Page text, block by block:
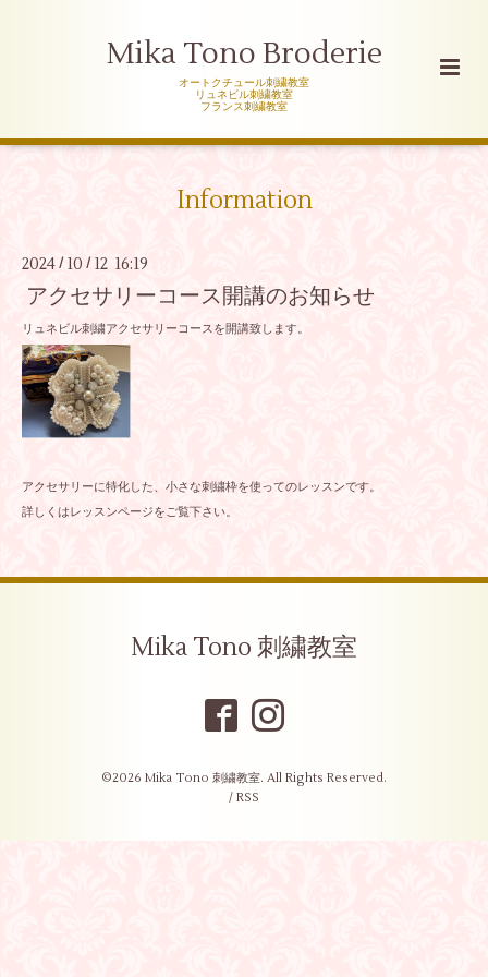
Mika Tono Broderie
オートクチュール刺繍教室
リュネビル刺繍教室
フランス刺繍教室
Information
2024 / 10 / 12 16:19
アクセサリーコース開講のお知らせ
リュネビル刺繍アクセサリーコースを開講致します。
アクセサリーに特化した、小さな刺繍枠を使ってのレッスンです。
詳しくはレッスンページをご覧下さい。
Mika Tono 刺繍教室
©2026 Mika Tono 刺繍教室. All Rights Reserved.
/ RSS